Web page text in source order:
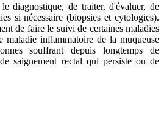
diagnostique, de traiter, d'évaluer, de
si nécessaire (biopsies et cytologies).
de faire le suivi de certaines maladies
maladie inflammatoire de la muqueuse
souffrant depuis longtemps de
saignement rectal qui persiste ou de